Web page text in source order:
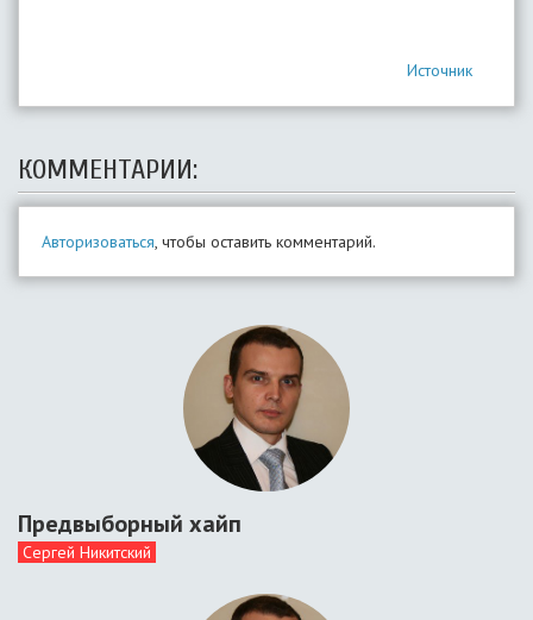
Источник
КОММЕНТАРИИ:
Авторизоваться, чтобы оставить комментарий.
Предвыборный хайп
Сергей Никитский